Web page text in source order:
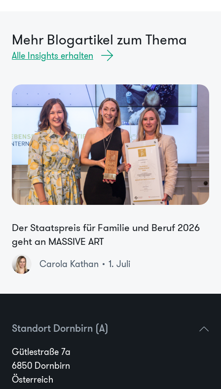
Mehr Blogartikel zum Thema
Alle Insights erhalten
Der Staatspreis für Familie und Beruf 2026
geht an MASSIVE ART
Carola Kathan 1. Juli
Standort Dornbirn (A)
Gütlestraße 7a
6850 Dornbirn
Österreich